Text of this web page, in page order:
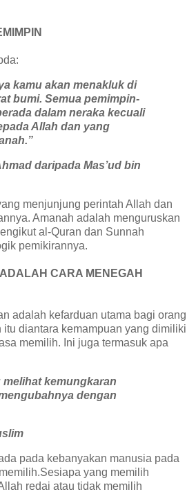
kamu akan menakluk di
bumi. Semua pemimpin-
dalam neraka kecuali
Allah dan yang
daripada Mas’ud bin
menjunjung perintah Allah dan
Amanah adalah menguruskan
al-Quran dan Sunnah
pemikirannya.
CARA MENEGAH
adalah kefarduan utama bagi orang
itu diantara kemampuan yang dimiliki
memilih. Ini juga termasuk apa
melihat kemungkaran
dengan
pada kebanyakan manusia pada
yang memilih
redai atau tidak memilih